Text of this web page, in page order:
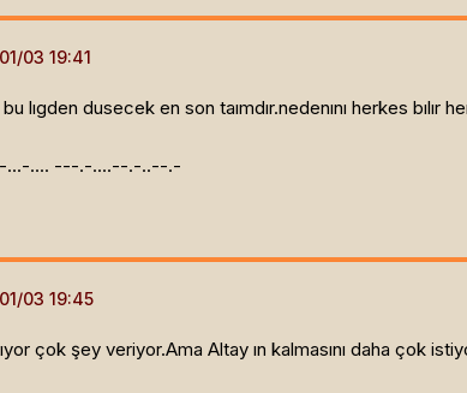
lıgden dusecek en son taımdır.nedenını herkes bılır
...-.... ---.-....--.-..--.-
çok şey veriyor.Ama Altay ın kalmasını daha çok